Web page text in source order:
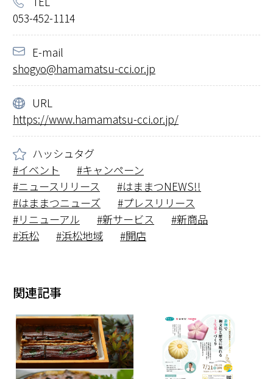
053-452-1114
E-mail
shogyo@hamamatsu-cci.or.jp
URL
https://www.hamamatsu-cci.or.jp/
ハッシュタグ
イベント
キャンペーン
ニュースリリース
はままつNEWS!!
はままつニューズ
プレスリリース
リニューアル
新サービス
新商品
浜松
浜松地域 開店
関連記事